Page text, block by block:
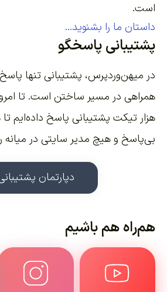
است.
داستان ما را بشنوید...
پشتیبانی پاسخگو
در میهن‌وردپرس، پشتیبانی تنها
هزار تیکت پشتیبانی پاسخ داده‌ایم
بی‌پاسخ و هیچ مدیر سایتی در میانه
دپارتمان
هم‌راه هم باشیم